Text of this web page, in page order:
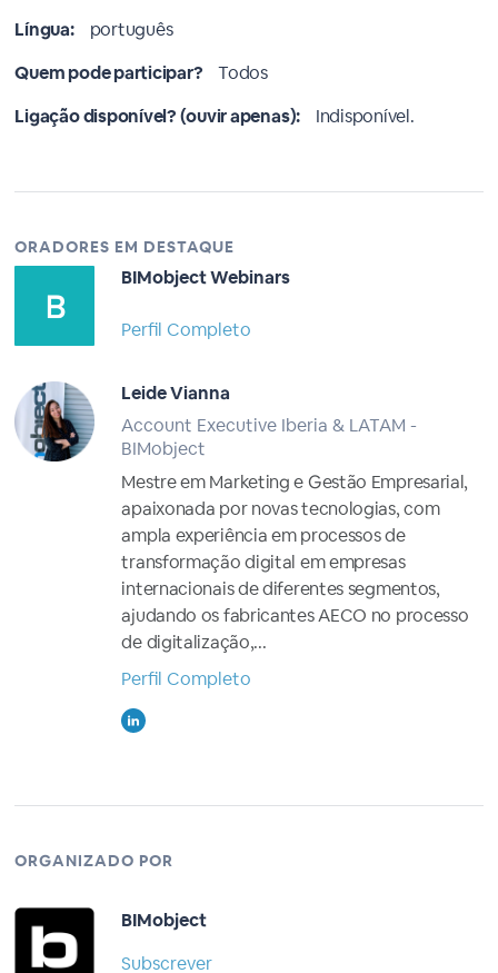
Língua:
português
Quem pode participar?
Todos
Ligação disponível? (ouvir apenas):
Indisponível.
ORADORES EM DESTAQUE
BIMobject Webinars
Perfil Completo
Leide Vianna
Account Executive Iberia & LATAM -
BIMobject
Mestre em Marketing e Gestão Empresarial,
apaixonada por novas tecnologias, com
ampla experiência em processos de
transformação digital em empresas
internacionais de diferentes segmentos,
ajudando os fabricantes AECO no processo
de digitalização,...
Perfil Completo
ORGANIZADO POR
BIMobject
Subscrever